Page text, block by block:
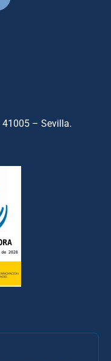
41005 – Sevilla.